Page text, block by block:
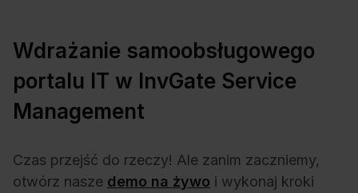
Wdrażanie samoobsługowego
portalu IT w InvGate Service
Management
Czas przejść do rzeczy! Ale zanim zaczniemy,
otwórz nasze demo na żywo i wykonaj kroki